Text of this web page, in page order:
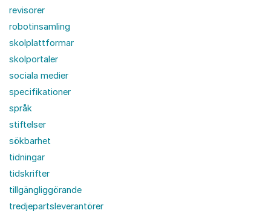
revisorer
robotinsamling
skolplattformar
skolportaler
sociala medier
specifikationer
språk
stiftelser
sökbarhet
tidningar
tidskrifter
tillgängliggörande
tredjepartsleverantörer